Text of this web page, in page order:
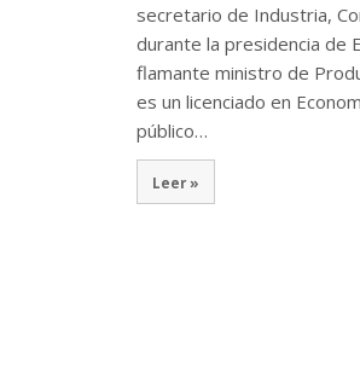
secretario de Industria,
durante la presidencia de
flamante ministro de
es un licenciado en
público…
Leer »